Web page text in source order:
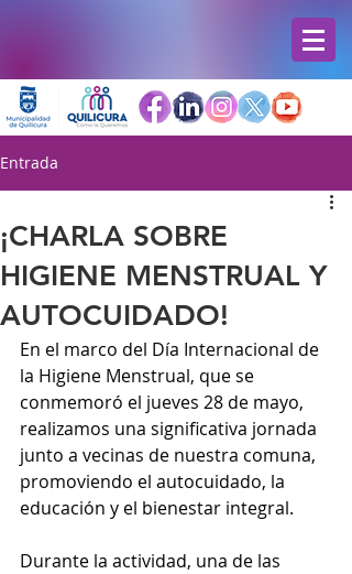
Entrada
¡CHARLA SOBRE
HIGIENE MENSTRUAL Y
AUTOCUIDADO!
En el marco del Día Internacional de
la Higiene Menstrual, que se
conmemoró el jueves 28 de mayo,
realizamos una significativa jornada
junto a vecinas de nuestra comuna,
promoviendo el autocuidado, la
educación y el bienestar integral.
Durante la actividad, una de las